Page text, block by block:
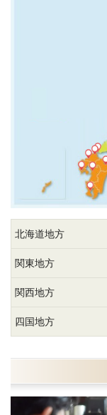
北海道地方
関東地方
関西地方
四国地方